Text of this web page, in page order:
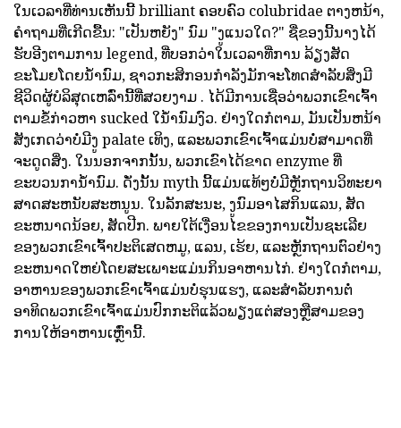
ໃນເວລາທີ່ທ່ານເຫັນນີ້ brilliant ຄອບຄົວ colubridae ຕາງຫນ້າ,
ຄໍາຖາມທີ່ເກີດຂື້ນ: "ເປັນຫຍັງ" ນົມ "ງູແນວໃດ?" ຊື່ຂອງນີ້ນາງໄດ້
ຮັບອີງຕາມການ legend, ທີ່ບອກວ່າໃນເວລາທີ່ການ ລ້ຽງສັດ
ຂະໂມຍໂດຍນ້ໍານົມ, ຊາວກະສິກອນກໍາລັງມັກຈະໂທດສໍາລັບສິ່ງມີ
ຊີວິດຜູ້ບໍລິສຸດເຫລົ່ານີ້ທີ່ສວຍງາມ . ໄດ້ມີການເຊື່ອວ່າພວກເຂົາເຈົ້າ
ຕາມຂໍ້ກ່າວຫາ sucked ໃນ້ໍານົມງົວ. ຢ່າງໃດກໍຕາມ, ມັນເປັນຫນ້າ
ສັງເກດວ່າບໍ່ມີງູ palate ເທິງ, ແລະພວກເຂົາເຈົ້າແມ່ນບໍ່ສາມາດທີ່
ຈະດູດສິ່ງ. ໃນນອກຈາກນັ້ນ, ພວກເຂົາໄດ້ຂາດ enzyme ທີ່
ຂະບວນການ້ໍານົມ. ດັ່ງນັ້ນ myth ນີ້ແມ່ນແທ້ໆບໍ່ມີຫຼັກຖານວິທະຍາ
ສາດສະຫນັບສະຫນູນ. ໃນລັກສະນະ, ງູນົມອາໄສກິນແລນ, ສັດ
ຂະຫນາດນ້ອຍ, ສັດປີກ. ພາຍໃຕ້ເງື່ອນໄຂຂອງການເປັນຊະເລີຍ
ຂອງພວກເຂົາເຈົ້າປະຕິເສດຫມູ, ແລນ, ເຮ້ຍ, ແລະຫຼັກຖານຕົວຢ່າງ
ຂະຫນາດໃຫຍ່ໂດຍສະເພາະແມ່ນກິນອາຫານໄກ່. ຢ່າງໃດກໍຕາມ,
ອາຫານຂອງພວກເຂົາເຈົ້າແມ່ນບໍ່ຮຸນແຮງ, ແລະສໍາລັບການຕໍ່
ອາທິດພວກເຂົາເຈົ້າແມ່ນປົກກະຕິແລ້ວພຽງແຕ່ສອງຫຼືສາມຂອງ
ການໃຫ້ອາຫານເຫຼົ່ານີ້.